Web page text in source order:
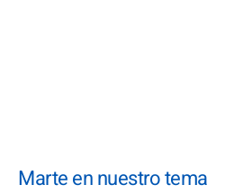
Marte en nuestro tema